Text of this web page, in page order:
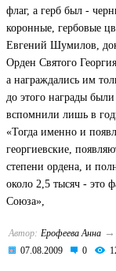
флаг, а герб был -
коронные, гербовые
Евгений Шумилов,
Орден Святого
а награждались им
до этого награды
вспомнили лишь в
«Тогда именно и
георгиевские,
степени ордена, и
около 2,5 тысяч - это
Союза»,
Автор: Ерофеева Анна →
07.08.2009
0